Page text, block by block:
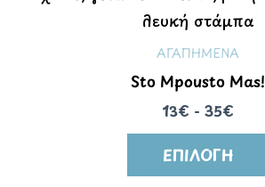
ΑΓΑΠΗΜΕΝΑ
Sto Mpousto Mas!
13€ - 35€
ΕΠΙΛΟΓΉ